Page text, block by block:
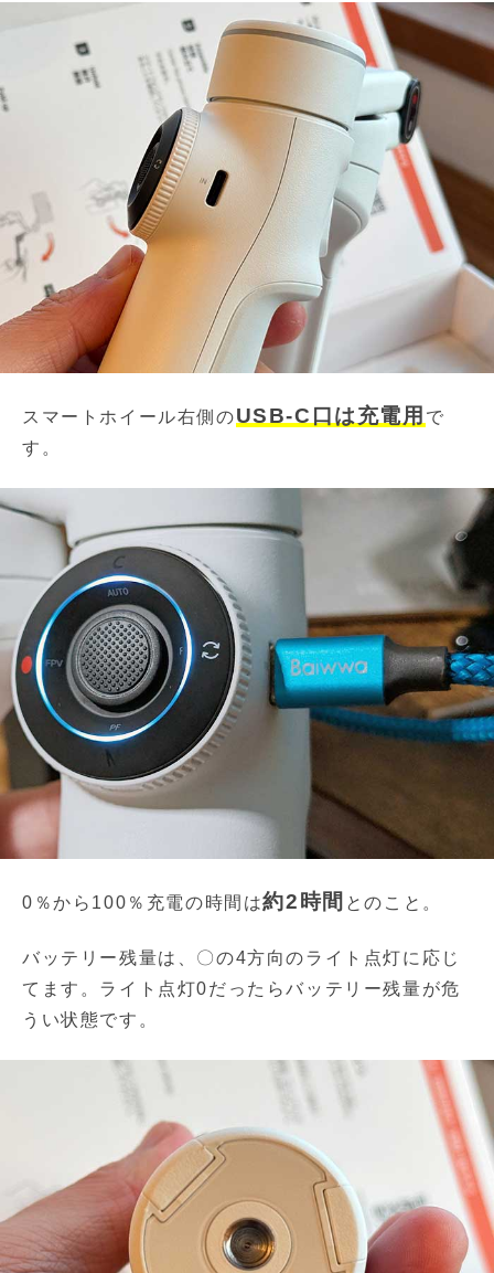
スマートホイール右側のUSB-C口は充電用 で
す。
0％から100％充電の時間は約2時間 とのこと。
バッテリー残量は、〇の4方向のライト点灯に応じ
てます。ライト点灯0だったらバッテリー残量が危
うい状態です。